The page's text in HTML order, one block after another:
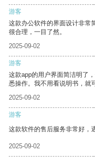
游客
这款办公软件的界面设计非常
很合理，一目了然。
2025-09-02
游客
这款app的用户界面简洁明了
悉操作。我不用看说明书，就
2025-09-02
游客
这款软件的售后服务非常好，
2025-09-02